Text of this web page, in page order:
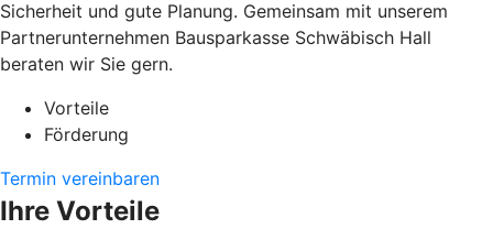
Sicherheit und gute Planung. Gemeinsam mit unserem
Partnerunternehmen Bausparkasse Schwäbisch Hall
beraten wir Sie gern.
Vorteile
Förderung
Termin vereinbaren
Ihre Vorteile